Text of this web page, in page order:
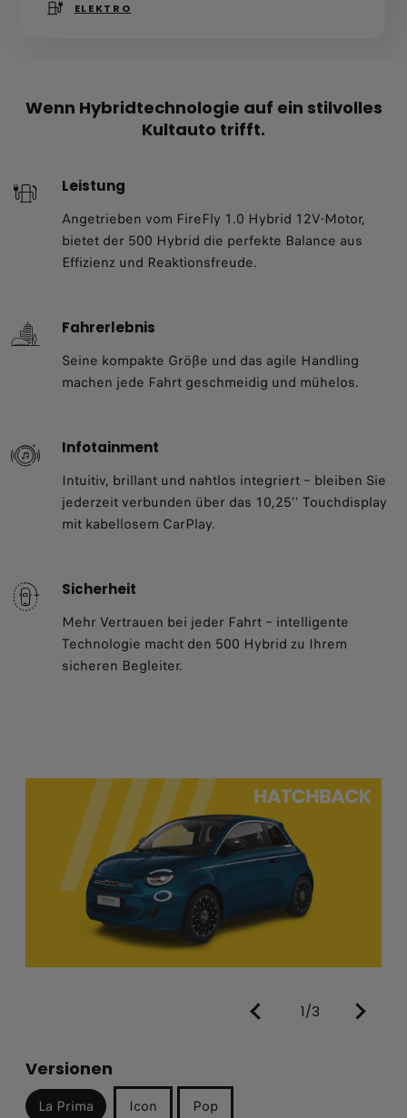
ELEKTRO
Wenn Hybridtechnologie auf ein stilvolles
Kultauto trifft.
Leistung
Angetrieben vom FireFly 1.0 Hybrid 12V-Motor,
bietet der 500 Hybrid die perfekte Balance aus
Effizienz und Reaktionsfreude.
Fahrerlebnis
Seine kompakte Größe und das agile Handling
machen jede Fahrt geschmeidig und mühelos.
Infotainment​
Intuitiv, brillant und nahtlos integriert – bleiben Sie
jederzeit verbunden über das 10,25’’ Touchdisplay
mit kabellosem CarPlay.
Sicherheit​
Mehr Vertrauen bei jeder Fahrt – intelligente
Technologie macht den 500 Hybrid zu Ihrem
sicheren Begleiter.
1/3
Versionen
La Prima Icon Pop